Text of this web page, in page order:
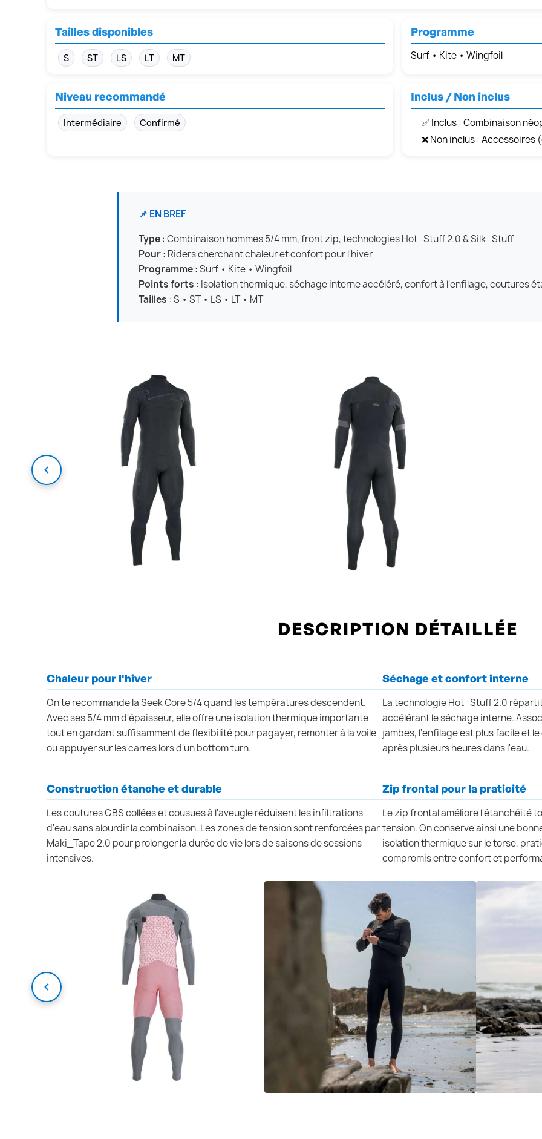
Tailles disponibles
S ST LS LT MT
Programme
Surf • Kite • Wingfoil
Niveau recommandé
Intermédiaire Confirmé
Inclus / Non inclus
✅ Inclus : Combinaison
❌ Non inclus :
📌 EN BREF
Type: Combinaison hommes 5/4 mm, front zip, technologies Hot_Stuff 2.0 & Silk_Stuff
Pour: Riders cherchant chaleur et confort pour l'hiver
Programme: Surf • Kite • Wingfoil
Points forts : Isolation thermique, séchage interne accéléré, confort à l'enfilage, coutures
Tailles : S • ST • LS • LT • MT
DESCRIPTION DÉTAILLÉE
Chaleur pour l'hiver
On te recommande la Seek Core 5/4 quand les températures descendent.
Avec ses 5/4 mm d'épaisseur, elle offre une isolation thermique importante
tout en gardant suffisamment de flexibilité pour pagayer, remonter à la voile
ou appuyer sur les carres lors d'un bottom turn.
Séchage et confort interne
La technologie Hot_Stuff 2.0
accélérant le séchage interne.
jambes, l'enfilage est plus facile et
après plusieurs heures dans l'eau.
Construction étanche et durable
Les coutures GBS collées et cousues à l'aveugle réduisent les infiltrations
d'eau sans alourdir la combinaison. Les zones de tension sont renforcées par
Maki_Tape 2.0 pour prolonger la durée de vie lors de saisons de sessions
intensives.
Zip frontal pour la praticité
Le zip frontal améliore l'étanchéité
tension. On conserve ainsi une
isolation thermique sur le torse,
compromis entre confort et